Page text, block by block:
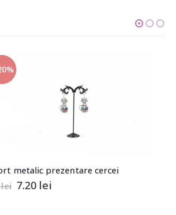
metalic prezentare cercei
lei 7.20 lei